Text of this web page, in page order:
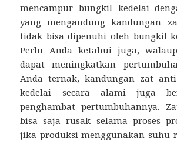
mencampur bungkil kedelai
yang mengandung kandungan
tidak bisa dipenuhi oleh bungkil
Perlu Anda ketahui juga,
dapat meningkatkan
Anda ternak, kandungan zat
kedelai secara alami juga
penghambat pertumbuhannya.
bisa saja rusak selama proses
jika produksi menggunakan suhu